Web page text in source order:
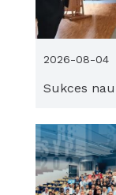
Sukces
2026-08-04